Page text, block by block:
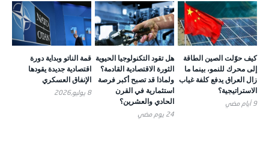
كيف حوّلت الصين الطاقة
إلى محرك للنمو، بينما ما
زال العراق يدفع كلفة غياب
الاستراتيجية؟
9 أيام ‎مضي
هل تقود التكنولوجيا الحيوية
الثورة الاقتصادية القادمة؟
ولماذا قد تصبح أكبر فرصة
استثمارية في القرن
الحادي والعشرين؟
24 يوم ‎مضي
قمة الناتو وبداية دورة
اقتصادية جديدة يقودها
الإنفاق العسكري
8 يوليو,2026